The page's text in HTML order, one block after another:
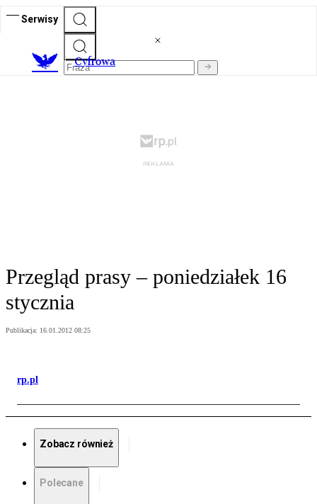
Serwisy
Cyfrowa
Przegląd prasy – poniedziałek 16
stycznia
Publikacja: 16.01.2012 08:25
rp.pl
Zobacz również
Polecane